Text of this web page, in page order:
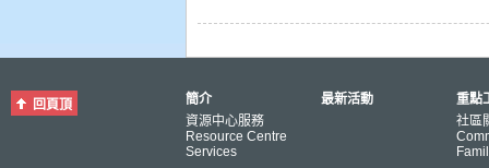
回頁頂
簡介
資源中心服務
Resource Centre
Services
最新活動
重點
社區